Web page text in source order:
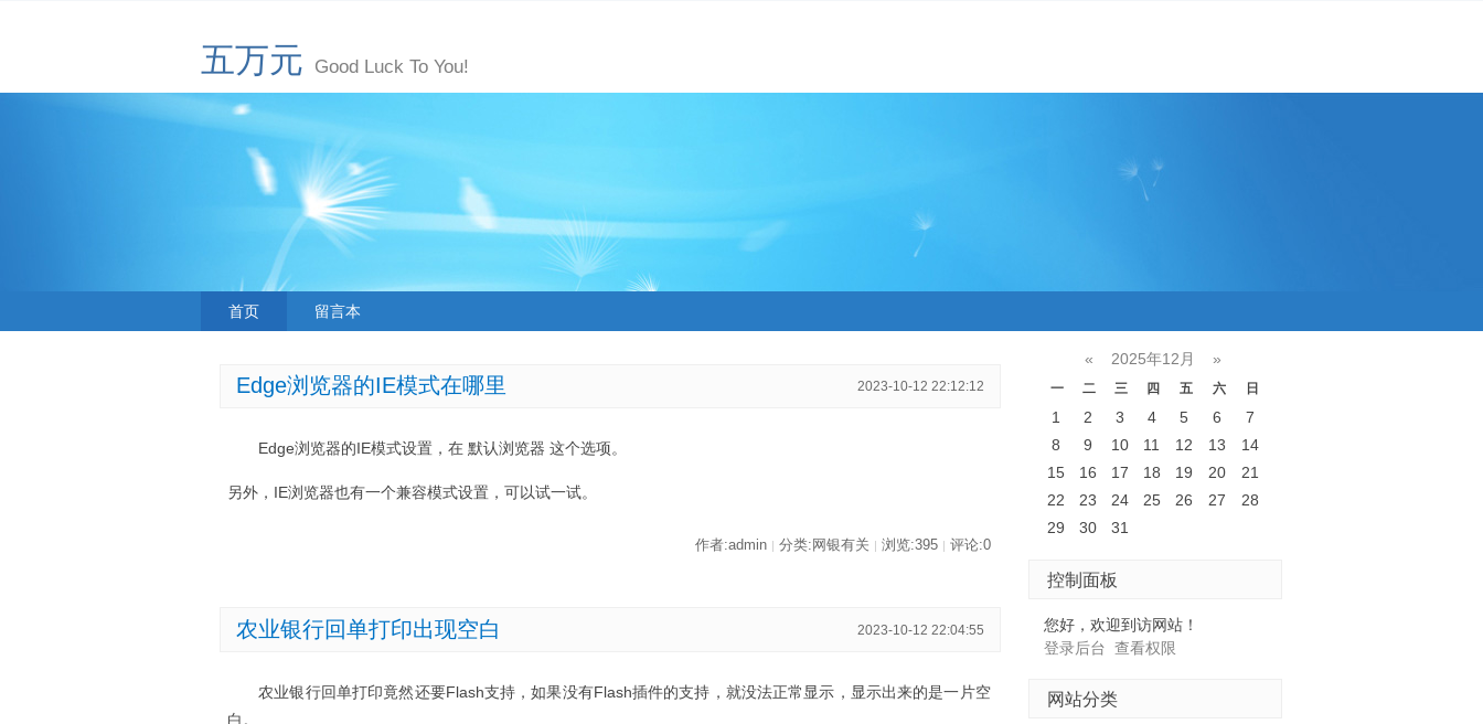
五万元 Good Luck To You!
首页 留言本
Edge浏览器的IE模式在哪里 2023-10-12 22:12:12
Edge浏览器的IE模式设置，在 默认浏览器 这个选项。
另外，IE浏览器也有一个兼容模式设置，可以试一试。
作者:admin | 分类:网银有关 | 浏览:395 | 评论:0
农业银行回单打印出现空白 2023-10-12 22:04:55
农业银行回单打印竟然还要Flash支持，如果没有Flash插件的支持，就没法正常显示，显示出来的是一片空
白。
« 2025年12月 »
一 二 三 四 五 六 日
1 2 3 4 5 6
7
8
9 10 11 12 13
14
15
16 17 18 19 20
21
22
23 24 25 26 27
28
29
30 31
控制面板
您好，欢迎到访网站！
登录后台 查看权限
网站分类